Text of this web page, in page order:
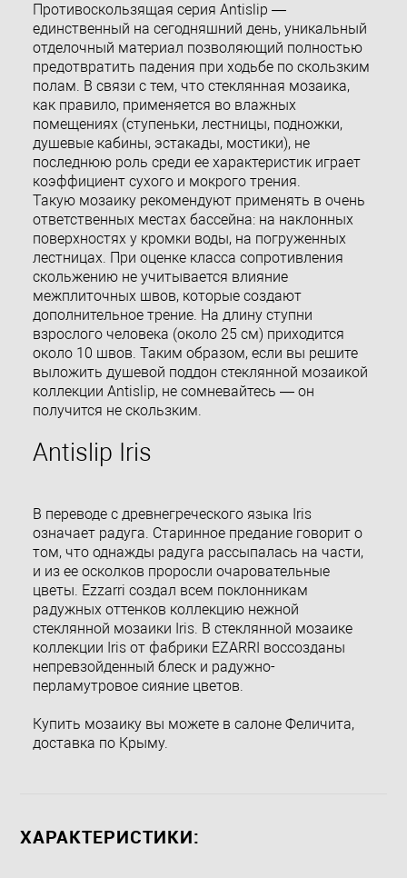
Противоскользящая серия Antislip —
единственный на сегодняшний день, уникальный
отделочный материал позволяющий полностью
предотвратить падения при ходьбе по скользким
полам. В связи с тем, что стеклянная мозаика,
как правило, применяется во влажных
помещениях (ступеньки, лестницы, подножки,
душевые кабины, эстакады, мостики), не
последнюю роль среди ее характеристик играет
коэффициент сухого и мокрого трения.
Такую мозаику рекомендуют применять в очень
ответственных местах бассейна: на наклонных
поверхностях у кромки воды, на погруженных
лестницах. При оценке класса сопротивления
скольжению не учитывается влияние
межплиточных швов, которые создают
дополнительное трение. На длину ступни
взрослого человека (около 25 см) приходится
около 10 швов. Таким образом, если вы решите
выложить душевой поддон стеклянной мозаикой
коллекции Antislip, не сомневайтесь — он
получится не скользким.
Antislip Iris
В переводе с древнегреческого языка Iris
означает радуга. Старинное предание говорит о
том, что однажды радуга рассыпалась на части,
и из ее осколков проросли очаровательные
цветы. Ezzarri создал всем поклонникам
радужных оттенков коллекцию нежной
стеклянной мозаики Iris. В стеклянной мозаике
коллекции Iris от фабрики EZARRI воссозданы
непревзойденный блеск и радужно-
перламутровое сияние цветов.
Купить мозаику вы можете в салоне Феличита,
доставка по Крыму.
ХАРАКТЕРИСТИКИ: